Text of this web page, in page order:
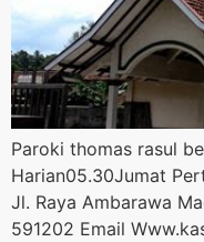
Paroki thomas rasul
Harian05.30Jumat
Jl. Raya Ambarawa
591202 Email